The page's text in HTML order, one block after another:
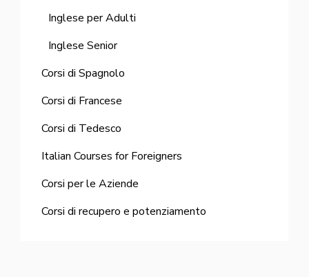
Inglese per Adulti
Inglese Senior
Corsi di Spagnolo
Corsi di Francese
Corsi di Tedesco
Italian Courses for Foreigners
Corsi per le Aziende
Corsi di recupero e potenziamento